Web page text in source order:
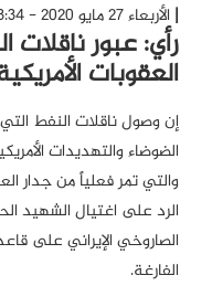
الأربعاء 27 مايو 2020 - 23:34
رأي: عبور ناقلات
العقوبات
إن وصول ناقلات النفط التي
الضوضاء والتهديدات
والتي تمر فعلياً من جدار
الرد على اغتيال الشهيد
الصاروخي الإيراني على
الفارغة.